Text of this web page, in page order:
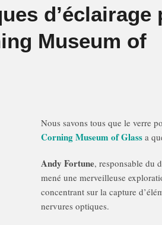
d’éclairage
Museum of
Nous savons tous que le verre
Corning Museum of Glass a
Andy Fortune, responsable du
mené une merveilleuse
concentrant sur la capture
nervures optiques.